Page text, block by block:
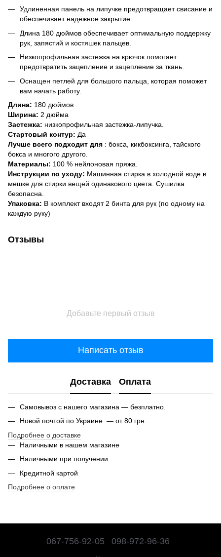
Удлиненная панель на липучке предотвращает свисание и
обеспечивает надежное закрытие.
Длина 180 дюймов обеспечивает оптимальную поддержку
рук, запястий и костяшек пальцев.
Низкопрофильная застежка на крючок помогает
предотвратить зацепление и зацепление за ткань.
Оснащен петлей для большого пальца, которая поможет
вам начать работу.
Длина: 180 дюймов
Ширина: 2 дюйма
Застежка: низкопрофильная застежка-липучка.
Стартовый контур: Да
Лучше всего подходит для : бокса, кикбоксинга, тайского
бокса и многого другого.
Материалы: 100 % нейлоновая пряжа.
Инструкции по уходу: Машинная стирка в холодной воде в
мешке для стирки вещей одинакового цвета. Сушилка
безопасна.
Упаковка: В комплект входят 2 бинта для рук (по одному на
каждую руку)
Отзывы
Добавьте первый отзыв
Написать отзыв
Доставка Оплата
Самовывоз с нашего магазина — безплатно.
Новой почтой по Украине — от 80 грн.
Подробнее о доставке
Наличными в нашем магазине
Наличными при получении
Кредитной картой
Подробнее о оплате
067-756-92-05 098-972-96-36